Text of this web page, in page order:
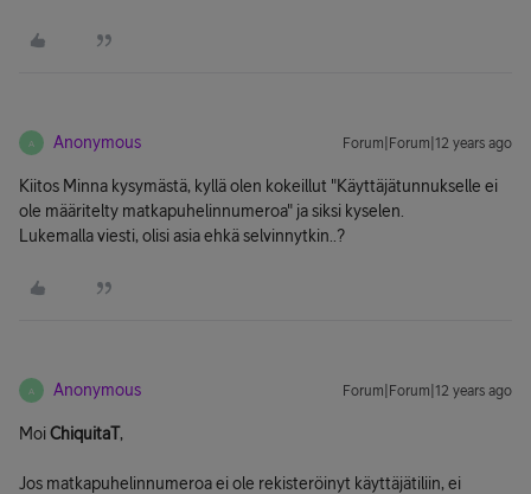
A Anonymous Forum|Forum|12 years ago
Kiitos Minna kysymästä, kyllä olen kokeillut "Käyttäjätunnukselle ei
ole määritelty matkapuhelinnumeroa" ja siksi kyselen.
Lukemalla viesti, olisi asia ehkä selvinnytkin..?
A Anonymous Forum|Forum|12 years ago
MoiChiquitaT,
Jos matkapuhelinnumeroa ei ole rekisteröinyt käyttäjätiliin, ei